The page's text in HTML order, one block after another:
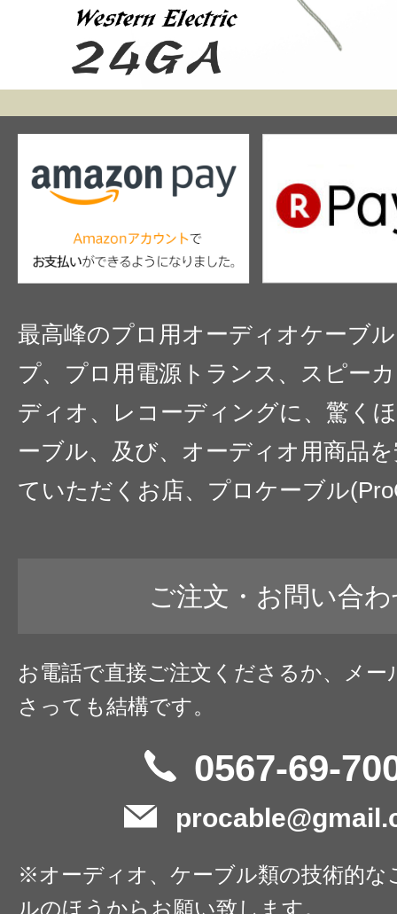
最高峰のプロ用オーディオケーブ
プ、プロ用電源トランス、スピー
ディオ、レコーディングに、驚く
ーブル、及び、オーディオ用商品
ていただくお店、プロケーブル
ご注文・お問い合
お電話で直接ご注文くださるか、メー
さっても結構です。
0567-69-
※オーディオ、ケーブル類の技術的な
ルのほうからお願い致します。